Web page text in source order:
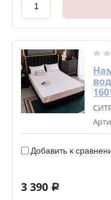
Добавить к
3 390 a